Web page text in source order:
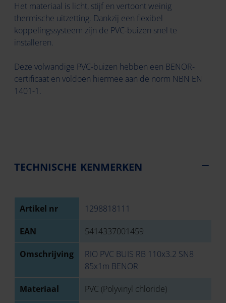
Het materiaal is licht, stijf en vertoont weinig
thermische uitzetting. Dankzij een flexibel
koppelingssysteem zijn de PVC-buizen snel te
installeren.
Deze volwandige PVC-buizen hebben een BENOR-
certificaat en voldoen hiermee aan de norm NBN EN
1401-1.
TECHNISCHE KENMERKEN
Artikel nr 1298818111
EAN 5414337001459
Omschrijving
RIO PVC BUIS RB 110x3.2 SN8
85x1m BENOR
Materiaal PVC (Polyvinyl chloride)